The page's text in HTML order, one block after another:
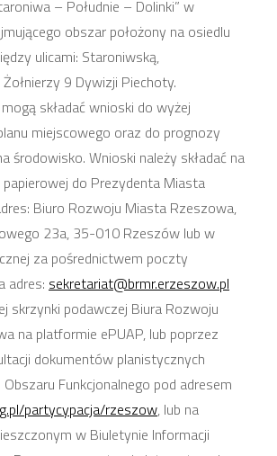
– Południe – Dolinki” w
obszar położony na osiedlu
ulicami: Staroniwską,
9 Dywizji Piechoty.
składać wnioski do wyżej
miejscowego oraz do prognozy
środowisko. Wnioski należy składać na
do Prezydenta Miasta
Biuro Rozwoju Miasta Rzeszowa,
23a, 35-010 Rzeszów lub w
za pośrednictwem poczty
adres: sekretariat@brmr.erzeszow.pl
skrzynki podawczej Biura Rozwoju
na platformie ePUAP, lub poprzez
dokumentów planistycznych
Funkcjonalnego pod adresem
partycypacja/rzeszow, lub na
w Biuletynie Informacji